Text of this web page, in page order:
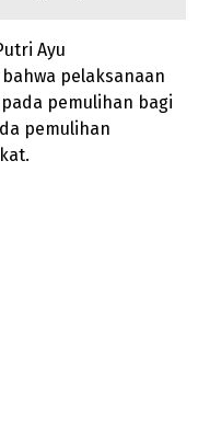
Ayu
pelaksanaan
pemulihan bagi
pemulihan